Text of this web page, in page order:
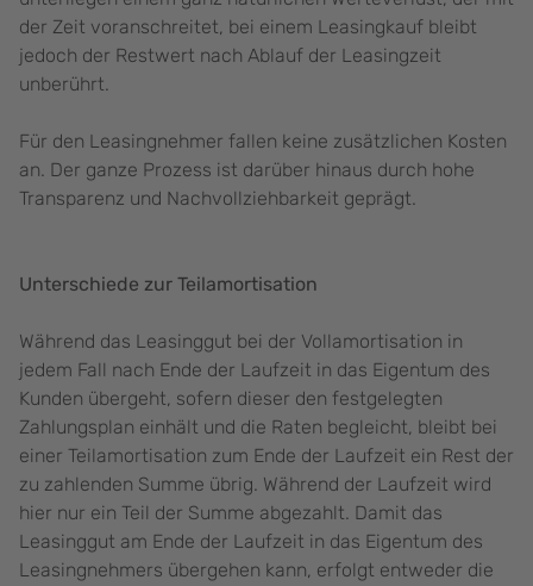
der Zeit voranschreitet, bei einem Leasingkauf bleibt
jedoch der Restwert nach Ablauf der Leasingzeit
unberührt.
Für den Leasingnehmer fallen keine zusätzlichen Kosten
an. Der ganze Prozess ist darüber hinaus durch hohe
Transparenz und Nachvollziehbarkeit geprägt.
Unterschiede zur Teilamortisation
Während das Leasinggut bei der Vollamortisation in
jedem Fall nach Ende der Laufzeit in das Eigentum des
Kunden übergeht, sofern dieser den festgelegten
Zahlungsplan einhält und die Raten begleicht, bleibt bei
einer Teilamortisation zum Ende der Laufzeit ein Rest der
zu zahlenden Summe übrig. Während der Laufzeit wird
hier nur ein Teil der Summe abgezahlt. Damit das
Leasinggut am Ende der Laufzeit in das Eigentum des
Leasingnehmers übergehen kann, erfolgt entweder die